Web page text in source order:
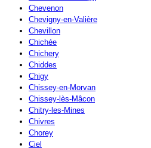
Chevenon
Chevigny-en-Valière
Chevillon
Chichée
Chichery
Chiddes
Chigy
Chissey-en-Morvan
Chissey-lès-Mâcon
Chitry-les-Mines
Chivres
Chorey
Ciel